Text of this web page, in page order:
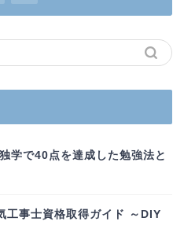
学で40点を達成した勉強法と
工事士資格取得ガイド ～DIY